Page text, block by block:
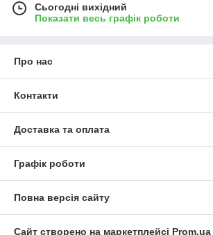
Сьогодні вихідний
Показати весь графік роботи
Про нас
Контакти
Доставка та оплата
Графік роботи
Повна версія сайту
Сайт створено на маркетплейсі Prom.ua